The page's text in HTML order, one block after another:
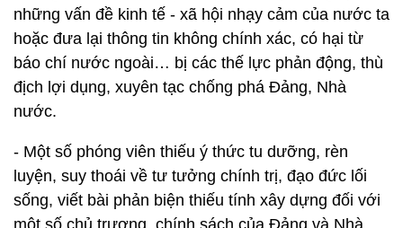
những vấn đề kinh tế - xã hội nhạy cảm của nước ta
hoặc đưa lại thông tin không chính xác, có hại từ
báo chí nước ngoài… bị các thế lực phản động, thù
địch lợi dụng, xuyên tạc chống phá Đảng, Nhà
nước.
- Một số phóng viên thiếu ý thức tu dưỡng, rèn
luyện, suy thoái về tư tưởng chính trị, đạo đức lối
sống, viết bài phản biện thiếu tính xây dựng đối với
một số chủ trương, chính sách của Đảng và Nhà